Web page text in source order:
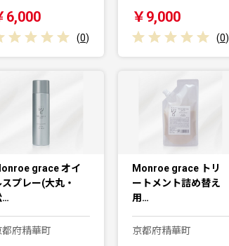
6,000
(0)
￥9,000
(0)
grace オイ
プレー(大丸・
…
都府精華町
Monroe grace トリ
ートメント詰め替え
用…
京都府精華町